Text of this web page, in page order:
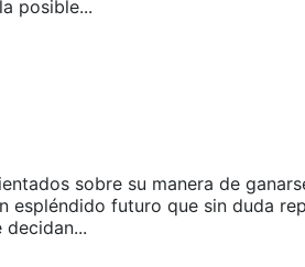
posible...
sobre su manera de
espléndido futuro que sin duda
decidan...